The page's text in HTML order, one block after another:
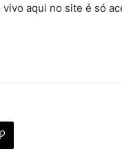
aqui no site é só